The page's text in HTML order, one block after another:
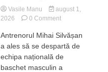
Vasile Manu
august 1,
2026
0 Commenton
Silvășan
a
părăsit
Antrenorul Mihai Silvășan
a ales să se despartă de
echipa națională de
baschet masculin a